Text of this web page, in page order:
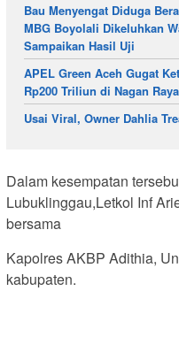
Bau Menyengat Diduga
MBG Boyolali Dikeluhkan
Sampaikan Hasil Uji
APEL Green Aceh Gugat
Rp200 Triliun di Nagan
Usai Viral, Owner Dahlia
Dalam kesempatan
Lubuklinggau,Letkol Inf
bersama
Kapolres AKBP Adithia,
kabupaten.